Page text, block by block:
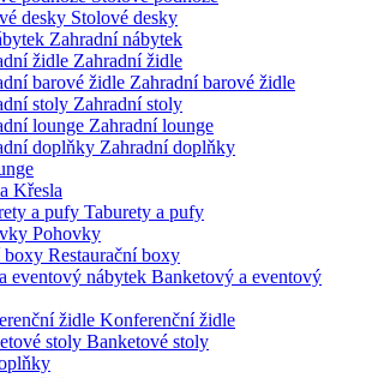
Stolové desky
Zahradní nábytek
Zahradní židle
Zahradní barové židle
Zahradní stoly
Zahradní lounge
Zahradní doplňky
Křesla
Taburety a pufy
Pohovky
Restaurační boxy
Banketový a eventový
Konferenční židle
Banketové stoly